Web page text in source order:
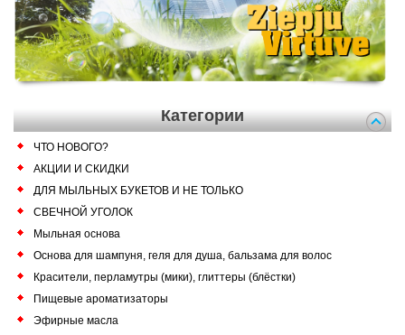
Категории
ЧТО НОВОГО?
АКЦИИ И СКИДКИ
ДЛЯ МЫЛЬНЫХ БУКЕТОВ И НЕ ТОЛЬКО
СВЕЧНОЙ УГОЛОК
Мыльная основа
Основа для шампуня, геля для душа, бальзама для волос
Красители, перламутры (мики), глиттеры (блёстки)
Пищевые ароматизаторы
Эфирные масла